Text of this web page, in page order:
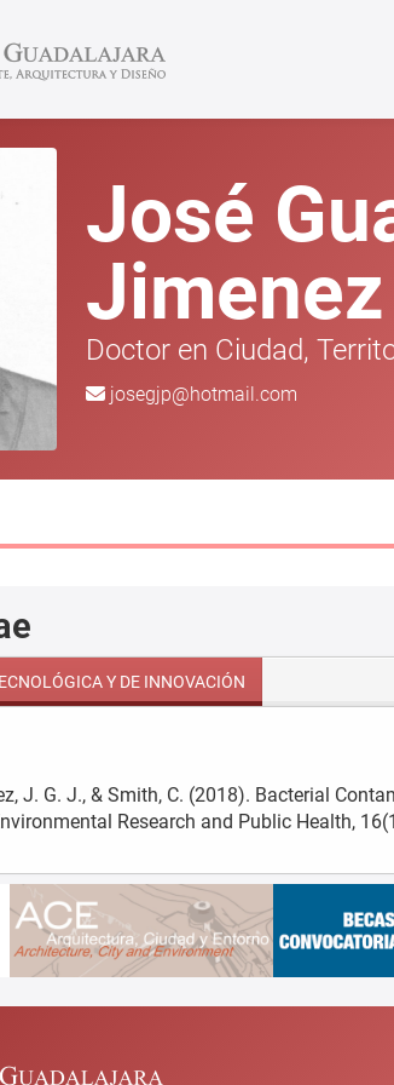
José
Doctor en Ciudad,
josegjp@hotmail.com
Y DE INNOVACIÓN
J. G. J., & Smith, C. (2018). Bacterial
Research and Public Health,